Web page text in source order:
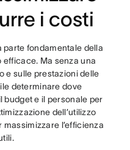
i costi
parte fondamentale della
Ma senza una
e sulle prestazioni delle
determinare dove
budget e il personale per
dell’utilizzo
l’efficienza